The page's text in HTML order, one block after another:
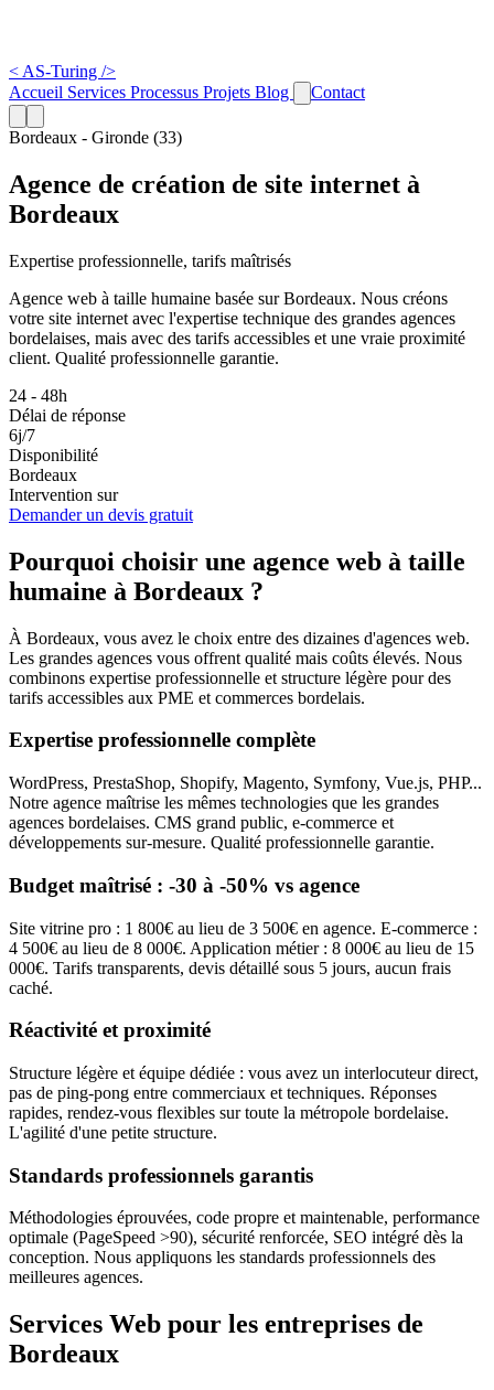
< AS-Turing />
Accueil Services Processus Projets Blog Contact
Bordeaux - Gironde (33)
Agence de création de site internet à
Bordeaux
Expertise professionnelle, tarifs maîtrisés
Agence web à taille humaine basée sur Bordeaux. Nous créons
votre site internet avec l'expertise technique des grandes agences
bordelaises, mais avec des tarifs accessibles et une vraie proximité
client. Qualité professionnelle garantie.
24 - 48h
Délai de réponse
6j/7
Disponibilité
Bordeaux
Intervention sur
Demander un devis gratuit
Pourquoi choisir une agence web à taille
humaine à Bordeaux ?
À Bordeaux, vous avez le choix entre des dizaines d'agences web.
Les grandes agences vous offrent qualité mais coûts élevés. Nous
combinons expertise professionnelle et structure légère pour des
tarifs accessibles aux PME et commerces bordelais.
Expertise professionnelle complète
WordPress, PrestaShop, Shopify, Magento, Symfony, Vue.js, PHP...
Notre agence maîtrise les mêmes technologies que les grandes
agences bordelaises. CMS grand public, e-commerce et
développements sur-mesure. Qualité professionnelle garantie.
Budget maîtrisé : -30 à -50% vs agence
Site vitrine pro : 1 800€ au lieu de 3 500€ en agence. E-commerce :
4 500€ au lieu de 8 000€. Application métier : 8 000€ au lieu de 15
000€. Tarifs transparents, devis détaillé sous 5 jours, aucun frais
caché.
Réactivité et proximité
Structure légère et équipe dédiée : vous avez un interlocuteur direct,
pas de ping-pong entre commerciaux et techniques. Réponses
rapides, rendez-vous flexibles sur toute la métropole bordelaise.
L'agilité d'une petite structure.
Standards professionnels garantis
Méthodologies éprouvées, code propre et maintenable, performance
optimale (PageSpeed >90), sécurité renforcée, SEO intégré dès la
conception. Nous appliquons les standards professionnels des
meilleures agences.
Services Web pour les entreprises de
Bordeaux